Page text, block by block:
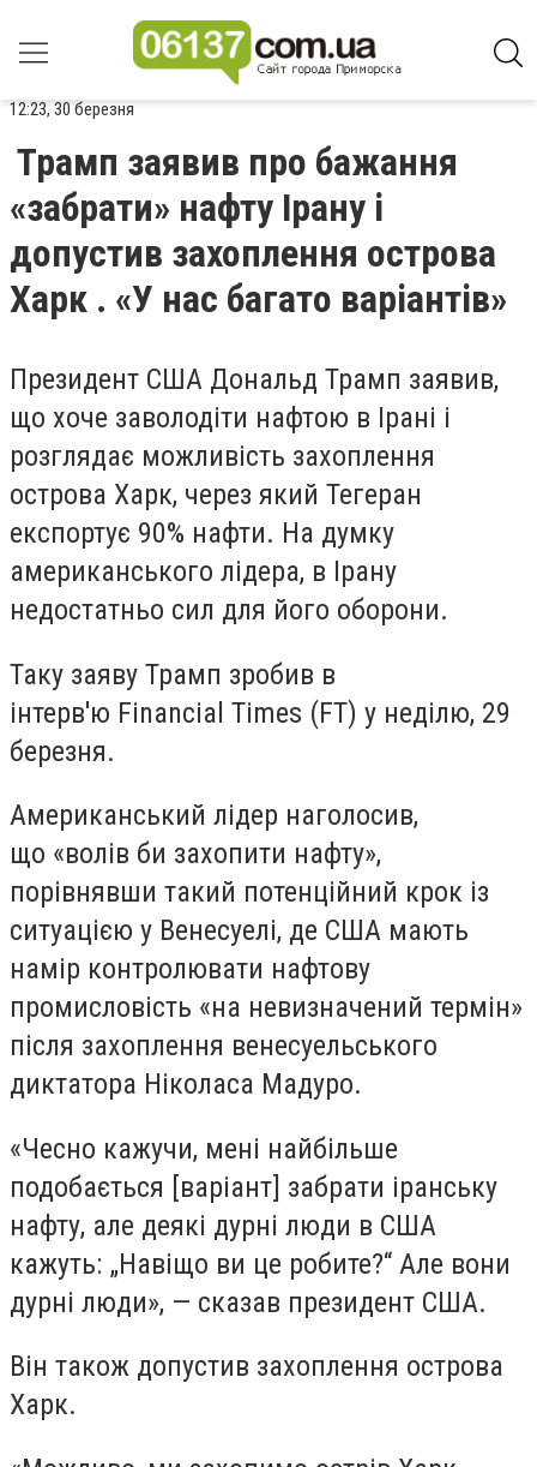
12:23, 30 березня
Трамп заявив про бажання
«забрати» нафту Ірану і
допустив захоплення острова
Харк . «У нас багато варіантів»
Президент США Дональд Трамп заявив,
що хоче заволодіти нафтою в Ірані і
розглядає можливість захоплення
острова Харк, через який Тегеран
експортує 90% нафти. На думку
американського лідера, в Ірану
недостатньо сил для його оборони.
Таку заяву Трамп зробив в
інтерв'ю Financial Times (FT) у неділю, 29
березня.
Американський лідер наголосив,
що «волів би захопити нафту»,
порівнявши такий потенційний крок із
ситуацією у Венесуелі, де США мають
намір контролювати нафтову
промисловість «на невизначений термін»
після захоплення венесуельського
диктатора Ніколаса Мадуро.
«Чесно кажучи, мені найбільше
подобається [варіант] забрати іранську
нафту, але деякі дурні люди в США
кажуть: „Навіщо ви це робите?“ Але вони
дурні люди», — сказав президент США.
Він також допустив захоплення острова
Харк.